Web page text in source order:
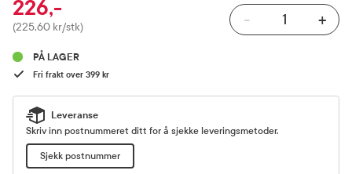
Pris
226,-
(225,60 kr/stk) - +
PÅ LAGER
Fri frakt over 399 kr
Leveranse
Skriv inn postnummeret ditt for å sjekke leveringsmetoder.
Sjekk postnummer